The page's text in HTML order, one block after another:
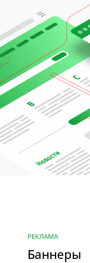
РЕКЛАМА
Баннеры